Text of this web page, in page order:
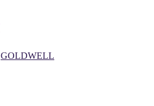
GOLDWELL